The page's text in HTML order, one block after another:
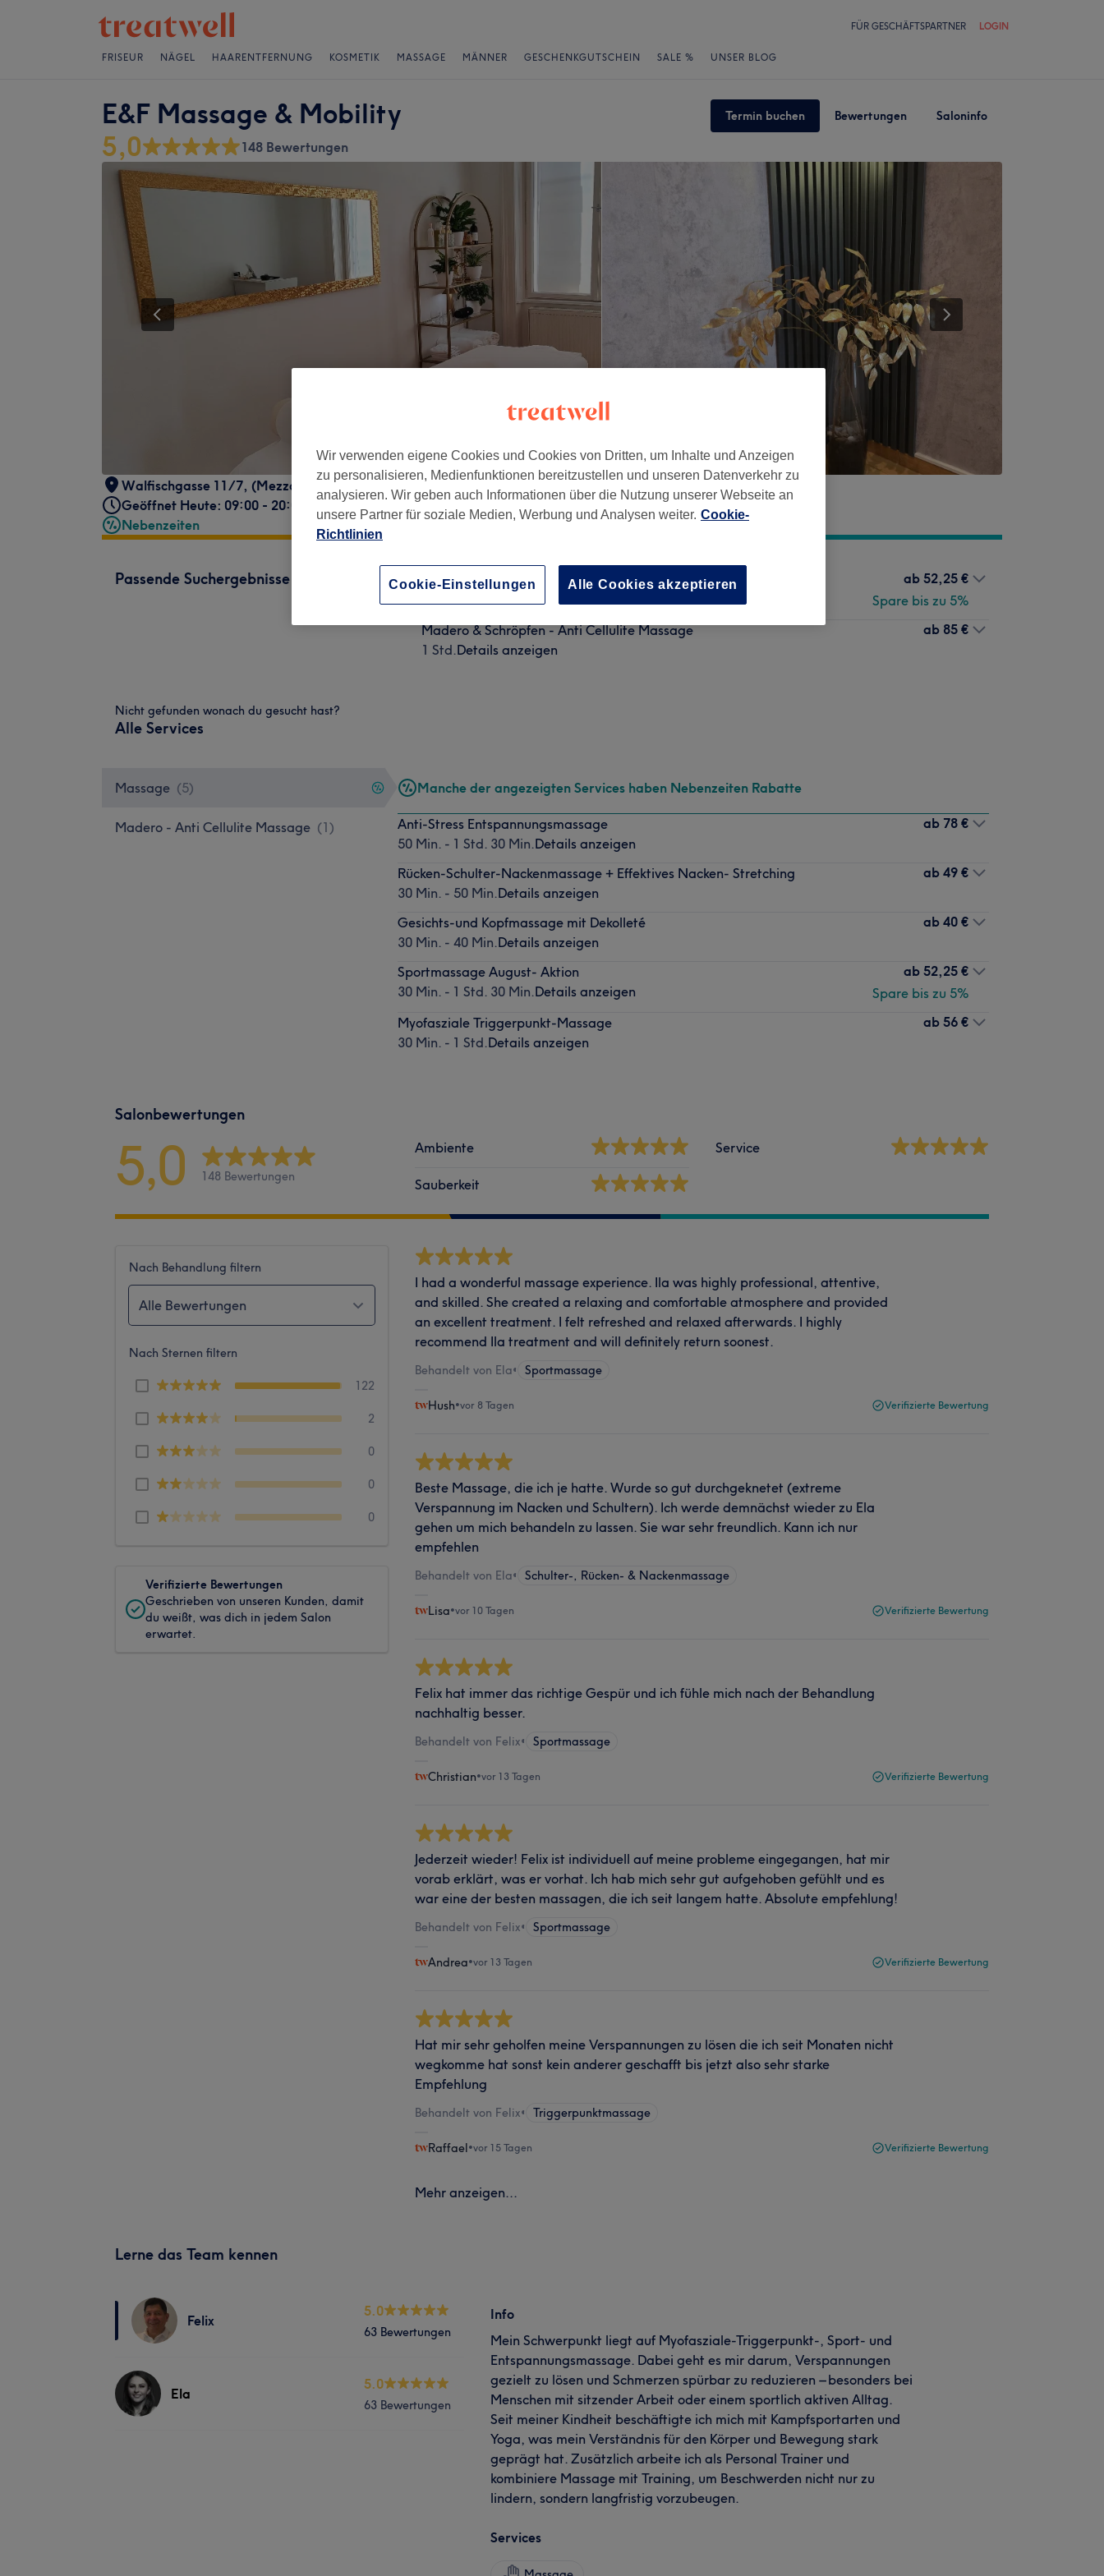
FÜR GESCHÄFTSPARTNER LOGIN
FRISEUR NÄGEL HAARENTFERNUNG KOSMETIK MASSAGE MÄNNER GESCHENKGUTSCHEIN SALE % UNSER BLOG
E&F Massage & Mobility Termin buchen Bewertungen Saloninfo
5,0 148 Bewertungen
Walfischgasse 11/7, (Mezzanin) bei Royal Beauty, 1.Bezirk, Wien, Der Raum ist klimatisiert
Geöffnet Heute: 09:00 - 20:00
Nebenzeiten
Passende Suchergebnisse
Sportmassage August- Aktion
ab 52,25 €
Spare bis zu 5%
Madero & Schröpfen - Anti Cellulite Massage
1 Std.Details anzeigen
ab 85 €
Nicht gefunden wonach du gesucht hast?
Alle Services
Massage (5)
Madero - Anti Cellulite Massage (1)
Manche der angezeigten Services haben Nebenzeiten Rabatte
Anti-Stress Entspannungsmassage
50 Min. - 1 Std. 30 Min.Details anzeigen
ab 78 €
Rücken-Schulter-Nackenmassage + Effektives Nacken- Stretching
30 Min. - 50 Min.Details anzeigen
ab 49 €
Gesichts-und Kopfmassage mit Dekolleté
30 Min. - 40 Min.Details anzeigen
ab 40 €
Sportmassage August- Aktion
30 Min. - 1 Std. 30 Min.Details anzeigen
ab 52,25 €
Spare bis zu 5%
Myofasziale Triggerpunkt-Massage
30 Min. - 1 Std.Details anzeigen
ab 56 €
Salonbewertungen
5,0 148 Bewertungen
Ambiente
Sauberkeit
Service
Nach Behandlung filtern
Alle Bewertungen
Nach Sternen filtern
122
2
0
0
0
Verifizierte Bewertungen
Geschrieben von unseren Kunden, damit
du weißt, was dich in jedem Salon
erwartet.
I had a wonderful massage experience. Ila was highly professional, attentive,
and skilled. She created a relaxing and comfortable atmosphere and provided
an excellent treatment. I felt refreshed and relaxed afterwards. I highly
recommend Ila treatment and will definitely return soonest.
Behandelt von Ela• Sportmassage
Hush•vor 8 Tagen Verifizierte Bewertung
Beste Massage, die ich je hatte. Wurde so gut durchgeknetet (extreme
Verspannung im Nacken und Schultern). Ich werde demnächst wieder zu Ela
gehen um mich behandeln zu lassen. Sie war sehr freundlich. Kann ich nur
empfehlen
Behandelt von Ela• Schulter-, Rücken- & Nackenmassage
Lisa•vor 10 Tagen Verifizierte Bewertung
Felix hat immer das richtige Gespür und ich fühle mich nach der Behandlung
nachhaltig besser.
Behandelt von Felix• Sportmassage
Christian•vor 13 Tagen Verifizierte Bewertung
Jederzeit wieder! Felix ist individuell auf meine probleme eingegangen, hat mir
vorab erklärt, was er vorhat. Ich hab mich sehr gut aufgehoben gefühlt und es
war eine der besten massagen, die ich seit langem hatte. Absolute empfehlung!
Behandelt von Felix• Sportmassage
Andrea•vor 13 Tagen Verifizierte Bewertung
Hat mir sehr geholfen meine Verspannungen zu lösen die ich seit Monaten nicht
wegkomme hat sonst kein anderer geschafft bis jetzt also sehr starke
Empfehlung
Behandelt von Felix• Triggerpunktmassage
Raffael•vor 15 Tagen Verifizierte Bewertung
Mehr anzeigen...
Lerne das Team kennen
Felix
5.0
63 Bewertungen
Ela
5.0
63 Bewertungen
Info
Mein Schwerpunkt liegt auf Myofasziale-Triggerpunkt-, Sport- und
Entspannungsmassage. Dabei geht es mir darum, Verspannungen
gezielt zu lösen und Schmerzen spürbar zu reduzieren – besonders bei
Menschen mit sitzender Arbeit oder einem sportlich aktiven Alltag.
Seit meiner Kindheit beschäftigte ich mich mit Kampfsportarten und
Yoga, was mein Verständnis für den Körper und Bewegung stark
geprägt hat. Zusätzlich arbeite ich als Personal Trainer und
kombiniere Massage mit Training, um Beschwerden nicht nur zu
lindern, sondern langfristig vorzubeugen.
Services
Wir verwenden eigene Cookies und Cookies von Dritten, um Inhalte und Anzeigen
zu personalisieren, Medienfunktionen bereitzustellen und unseren Datenverkehr zu
analysieren. Wir geben auch Informationen über die Nutzung unserer Webseite an
unsere Partner für soziale Medien, Werbung und Analysen weiter. Cookie-
Richtlinien
Alle Cookies akzeptieren
Cookie-Einstellungen